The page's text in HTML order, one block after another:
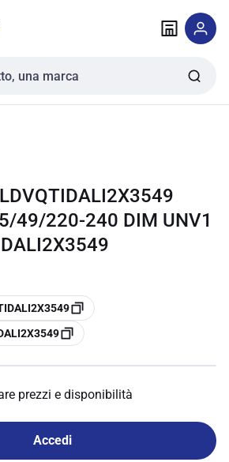
49/220-240 DIM UNV1
prezzi e disponibilità
Accedi